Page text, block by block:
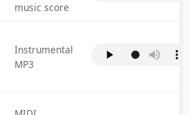
music score
Instrumental
MP3